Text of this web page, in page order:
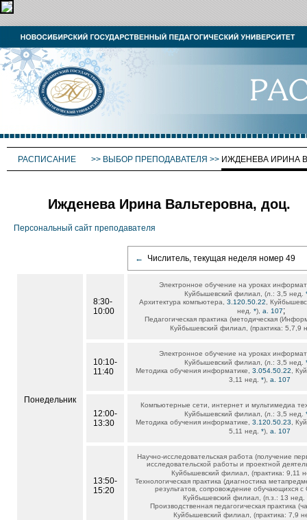
РАСПИСАНИЕ >> ВЫБОР ПРЕПОДАВАТЕЛЯ >> ИЖДЕНЕВА ИРИНА
Ижденева Ирина Вальтеровна, доц.
Персональный сайт преподавателя
← Числитель, текущая неделя номер 49
Понедельник
8:30-
10:00
Электронное обучение на уроках
Куйбышевский филиал, (л.: 3,5 нед.
Архитектура компьютера,3.120.50.22
,
нед. *), а. 107;
Педагогическая практика (методическая
Куйбышевский филиал, (практика: 5,7,9
10:10-
11:40
Электронное обучение на уроках
Куйбышевский филиал, (л.: 3,5 нед.
Методика обучения информатике,3.054.50.22
,
3,11 нед.*),а. 107
12:00-
13:30
Компьютерные сети, интернет и мультимедиа
Куйбышевский филиал, (л.: 3,5 нед.
Методика обучения информатике,3.120.50.23
,
5,11 нед.*),а. 107
13:50-
15:20
Научно-исследовательская работа (получение
исследовательской работы и проектной
Куйбышевский филиал, (практика: 9,11
Технологическая практика (диагностика
результатов, сопровождение обучающихся
Куйбышевский филиал, (п.з.: 13 нед.
Производственная педагогическая практика
Куйбышевский филиал, (практика: 7,9